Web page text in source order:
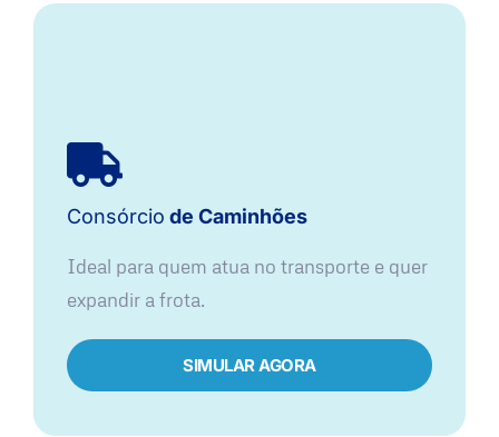
Consórcio de Caminhões
Ideal para quem atua no transporte e quer
expandir a frota.
SIMULAR AGORA